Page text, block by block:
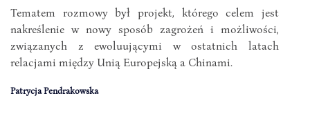
Tematem rozmowy był projekt, którego celem jest
nakreślenie w nowy sposób zagrożeń i możliwości,
związanych z ewoluującymi w ostatnich latach
relacjami między Unią Europejską a Chinami.
Patrycja Pendrakowska